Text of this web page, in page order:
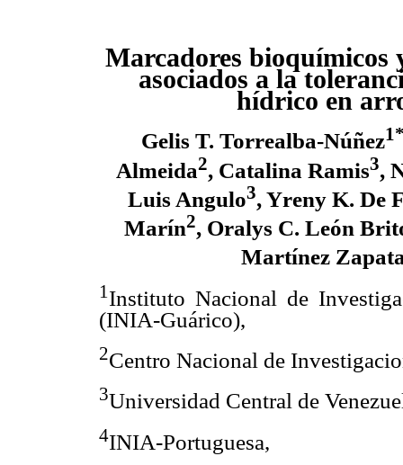
Marcadores bioquímicos
asociados a la
hídrico en
Gelis T. Torrealba-Núñez
Almeida2, Catalina Ramis3,
Luis Angulo3, Yreny K. De
Marín2, Oralys C. León
Martínez
1 Instituto Nacional de
(INIA-Guárico),
2Centro Nacional de
3Universidad Central de
4INIA-Portuguesa,